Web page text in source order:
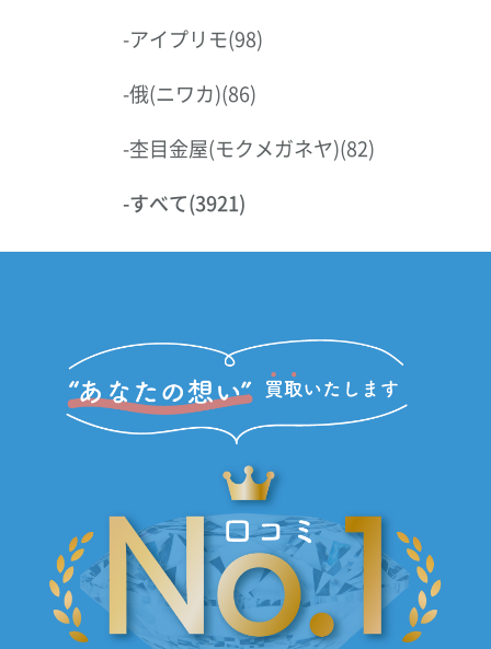
-アイプリモ(98)
-俄(ニワカ)(86)
-杢目金屋(モクメガネヤ)(82)
-すべて(3921)